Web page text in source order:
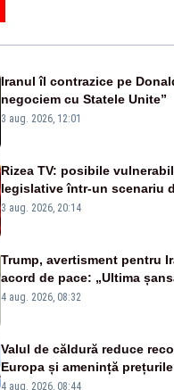
Iranul îl contrazice pe
negociem cu Statele Unite”
3 aug. 2026, 12:01
Rizea TV: posibile
legislative într-un scenariu
România–Republica Moldova
3 aug. 2026, 20:14
Trump, avertisment pentru
acord de pace: „Ultima
decapitare”
4 aug. 2026, 08:32
Valul de căldură reduce
Europa și amenință
Ce avantaj are România
4 aug. 2026, 08:44